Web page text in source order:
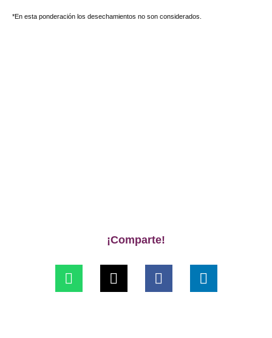
*En esta ponderación los desechamientos no son considerados.
¡Comparte!